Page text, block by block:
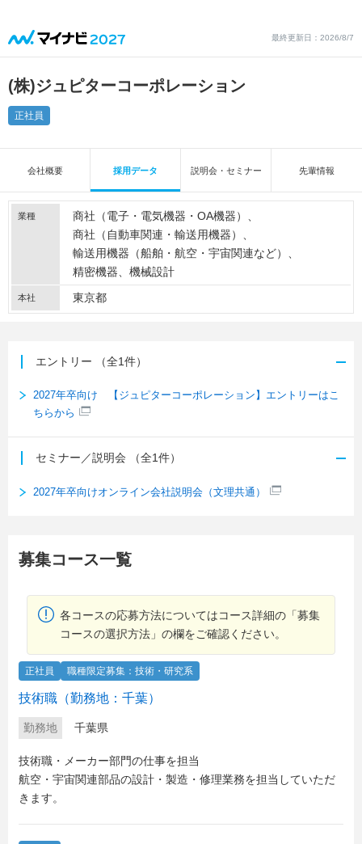
最終更新日：2026/8/7
(株)ジュピターコーポレーション
正社員
会社概要 採用データ 説明会・セミナー 先輩情報
業種
商社（電子・電気機器・OA機器）
商社（自動車関連・輸送用機器）
輸送用機器（船舶・航空・宇宙関連など）
精密機器
機械設計
本社 東京都
エントリー （全1件）
2027年卒向け 【ジュピターコーポレーション】エントリーはこ
ちらから
セミナー／説明会 （全1件）
2027年卒向けオンライン会社説明会（文理共通）
募集コース一覧
各コースの応募方法についてはコース詳細の「募集
コースの選択方法」の欄をご確認ください。
正社員 職種限定募集：技術・研究系
技術職（勤務地：千葉）
勤務地 千葉県
技術職・メーカー部門の仕事を担当
航空・宇宙関連部品の設計・製造・修理業務を担当していただ
きます。